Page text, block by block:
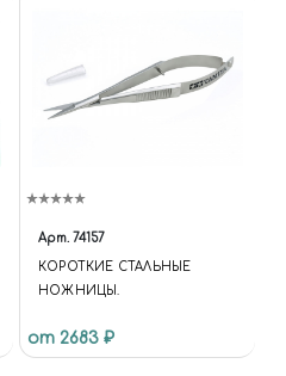
Арт. 74157
КОРОТКИЕ СТАЛЬНЫЕ
НОЖНИЦЫ.
от 2683 ₽